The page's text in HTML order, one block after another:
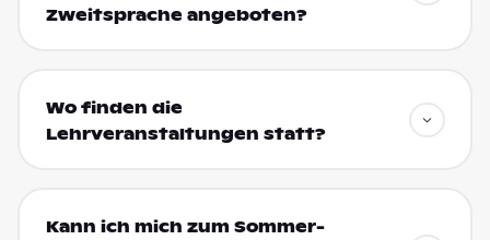
Zweitsprache angeboten?
Wo finden die
Lehrveranstaltungen statt?
Kann ich mich zum Sommer-